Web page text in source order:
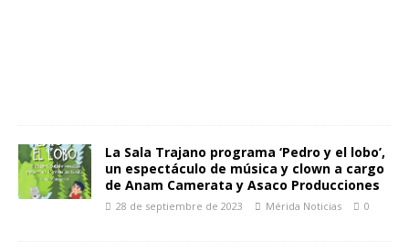
La Sala Trajano programa ‘Pedro y el lobo’,
un espectáculo de música y clown a cargo
de Anam Camerata y Asaco Producciones
28 de septiembre de 2023 Mérida Noticias 0